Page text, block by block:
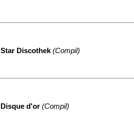
Star Discothek (Compil)
Disque d'or (Compil)